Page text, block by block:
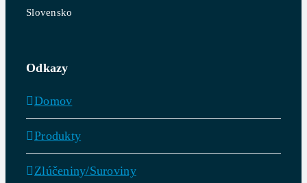
Slovensko
Odkazy
Domov
Produkty
Zlúčeniny/Suroviny